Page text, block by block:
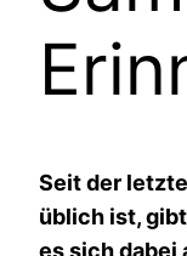
Seit der
üblich ist,
es sich dabei